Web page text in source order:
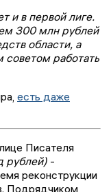
и в первой лиге.
300 млн рублей
области, а
советом работать
есть даже
Писателя
рублей) -
реконструкции
Подрядчиком